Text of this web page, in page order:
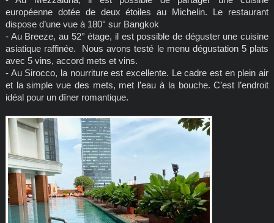
européenne dotée de deux étoiles au Michelin. Le restaurant
dispose d’une vue à 180° sur Bangkok
- Au Breeze, au 52° étage, il est possible de déguster une cuisine
asiatique raffinée. Nous avons testé le menu dégustation 5 plats
avec 5 vins, accord mets et vins.
- Au Sirocco, la nourriture est excellente. Le cadre est en plein air
et la simple vue des mets, met l’eau à la bouche. C’est l’endroit
idéal pour un dîner romantique.